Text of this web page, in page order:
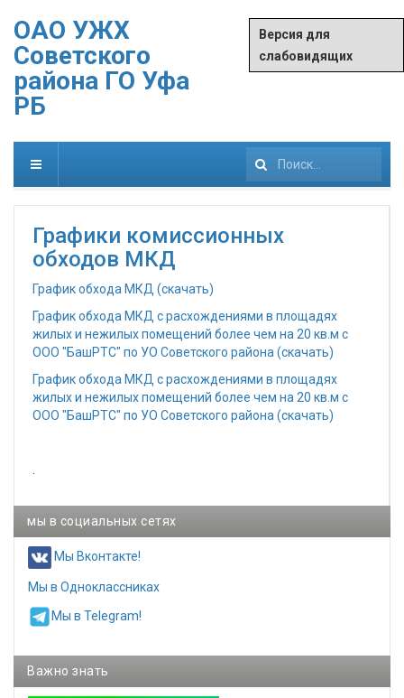
ОАО УЖХ
Советского
района ГО Уфа
РБ
Версия для
слабовидящих
Искать...
Графики комиссионных
обходов МКД
График обхода МКД (скачать)
График обхода МКД с расхождениями в площадях
жилых и нежилых помещений более чем на 20 кв.м с
ООО "БашРТС" по УО Советского района (скачать)
График обхода МКД с расхождениями в площадях
жилых и нежилых помещений более чем на 20 кв.м с
ООО "БашРТС" по УО Советского района (скачать)
мы в социальных сетях
Мы Вконтакте!
Мы в Одноклассниках
Мы в Telegram!
Важно знать